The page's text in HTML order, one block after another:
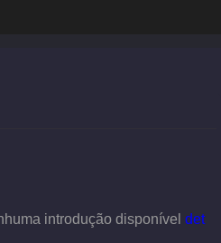
introdução disponível det